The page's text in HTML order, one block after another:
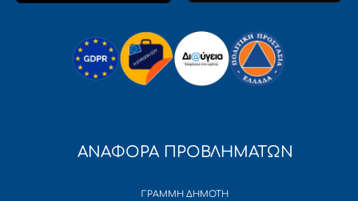
ΑΝΑΦΟΡΑ ΠΡΟΒΛΗΜΑΤΩΝ
ΓΡΑΜΜΗ ΔΗΜΟΤΗ